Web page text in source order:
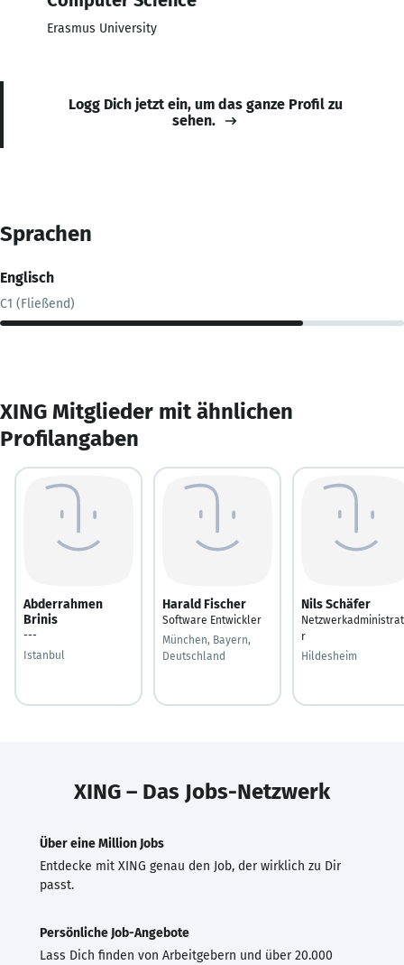
Erasmus University
Logg Dich jetzt ein, um das ganze Profil zu
sehen.
Sprachen
Englisch
C1 (Fließend)
XING Mitglieder mit ähnlichen
Profilangaben
Abderrahmen
Brinis
---
Istanbul
Harald Fischer
Software Entwickler
München, Bayern,
Deutschland
Nils Schäfer
r
Hildesheim
XING – Das Jobs-Netzwerk
Über eine Million Jobs
Entdecke mit XING genau den Job, der wirklich zu Dir
passt.
Persönliche Job-Angebote
Lass Dich finden von Arbeitgebern und über 20.000